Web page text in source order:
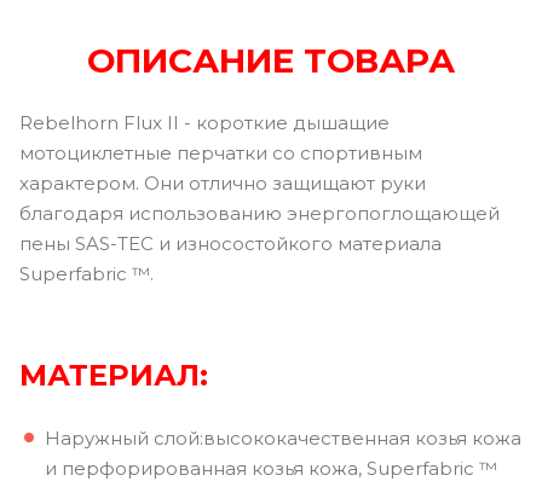
ОПИСАНИЕ ТОВАРА
Rebelhorn Flux II - короткие дышащие
мотоциклетные перчатки со спортивным
характером. Они отлично защищают руки
благодаря использованию энергопоглощающей
пены SAS-TEC и износостойкого материала
Superfabric ™.
МАТЕРИАЛ:
Наружный слой:высококачественная козья кожа
и перфорированная козья кожа, Superfabric ™